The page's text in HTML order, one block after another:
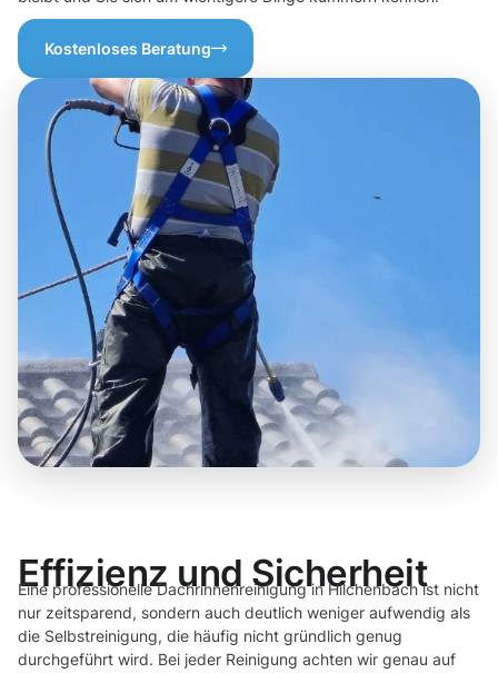
Kostenloses Beratung
Effizienz und Sicherheit
Eine professionelle Dachrinnenreinigung in Hilchenbach ist nicht
nur zeitsparend, sondern auch deutlich weniger aufwendig als
die Selbstreinigung, die häufig nicht gründlich genug
durchgeführt wird. Bei jeder Reinigung achten wir genau auf